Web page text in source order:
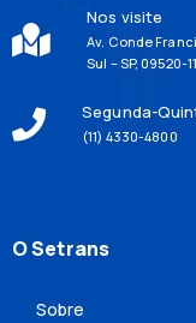
Nos visite
Av. Conde
Sul – SP, 09520-
Segunda-
(11) 4330-4800
O Setrans
Sobre